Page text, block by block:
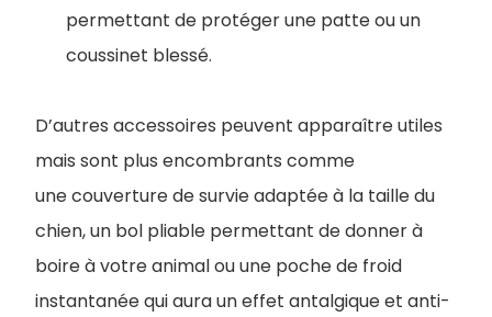
permettant de protéger une patte ou un
coussinet blessé.
D’autres accessoires peuvent apparaître utiles
mais sont plus encombrants comme
une couverture de survie adaptée à la taille du
chien, un bol pliable permettant de donner à
boire à votre animal ou une poche de froid
instantanée qui aura un effet antalgique et anti-